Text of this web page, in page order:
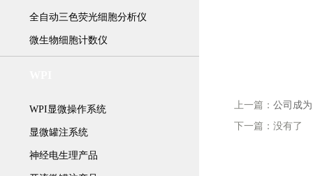
全自动三色荧光细胞分析仪
微生物细胞计数仪
WPI显微操作系统
显微罐注系统
神经电生理产品
上一篇： 公司成
下一篇：没有了